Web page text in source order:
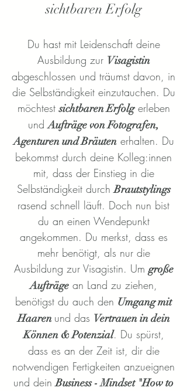
sichtbaren Erfolg
Du hast mit Leidenschaft deine
Ausbildung zur Visagistin
abgeschlossen und träumst davon, in
die Selbständigkeit einzutauchen. Du
möchtestsichtbaren Erfolgerleben
undAufträge von Fotografen,
Agenturen und Bräutenerhalten. Du
bekommst durch deine Kolleg:innen
mit, dass der Einstieg in die
Selbständigkeit durchBrautstylings
rasend schnell läuft. Doch nun bist
du an einen Wendepunkt
angekommen. Du merkst, dass es
mehr benötigt, als nur die
Ausbildung zur Visagistin. Umgroße
Aufträge an Land zu ziehen,
benötigst du auch den Umgang mit
Haaren und das Vertrauen in dein
Können & Potenzial. Du spürst,
dass es an der Zeit ist, dir die
notwendigen Fertigkeiten anzueignen
und deinBusiness - Mindset "How to